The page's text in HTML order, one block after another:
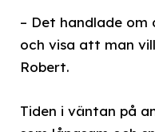
– Det handlade
och visa att man
Robert.
Tiden i väntan på